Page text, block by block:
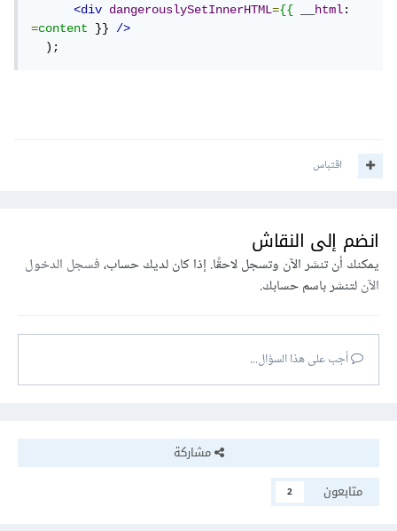
<div
dangerouslySetInnerHTML={{ __html
=content }} />
  );
اقتباس
انضم إلى النقاش
يمكنك أن تنشر الآن وتسجل لاحقًا. إذا كان لديك حساب،فسجل الدخول
الآنلتنشر باسم حسابك.
أجب على هذا السؤال...
مشاركة
متابعون
2